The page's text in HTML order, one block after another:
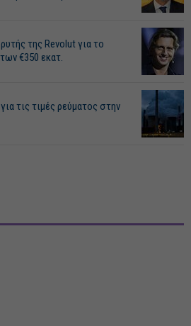
της Revolut για το
€350 εκατ.
τις τιμές ρεύματος στην